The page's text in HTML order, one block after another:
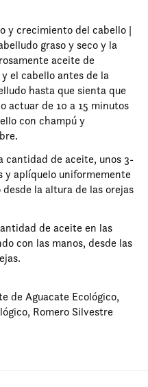
y crecimiento del cabello |
graso y seco y la
aceite de
el cabello antes de la
hasta que sienta que
actuar de 10 a 15 minutos
con champú y
cantidad de aceite, unos 3-
y aplíquelo uniformemente
la altura de las orejas
de aceite en las
con las manos, desde las
de Aguacate Ecológico,
Romero Silvestre